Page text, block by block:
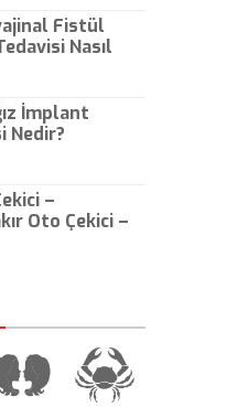
Fistül
Nasıl
İmplant
Nedir?
–
Oto Çekici –